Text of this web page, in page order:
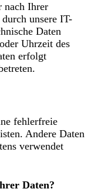
nach Ihrer
unsere IT-
Daten
Uhrzeit des
erfolgt
fehlerfreie
Andere Daten
verwendet
Daten?